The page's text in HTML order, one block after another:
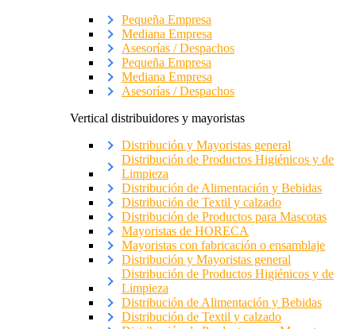
Pequeña Empresa
Mediana Empresa
Asesorías / Despachos
Pequeña Empresa
Mediana Empresa
Asesorías / Despachos
Vertical distribuidores y mayoristas
Distribución y Mayoristas general
Distribución de Productos Higiénicos y de
Limpieza
Distribución de Alimentación y Bebidas
Distribución de Textil y calzado
Distribución de Productos para Mascotas
Mayoristas de HORECA
Mayoristas con fabricación o ensamblaje
Distribución y Mayoristas general
Distribución de Productos Higiénicos y de
Limpieza
Distribución de Alimentación y Bebidas
Distribución de Textil y calzado